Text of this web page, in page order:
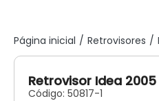
Página inicial Retrovisores
Retrovisor Idea 2005
Código: 50817-1